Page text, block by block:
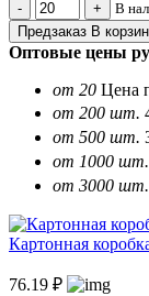
В
Предзаказ В
Оптовые цены
от 20 Цена
от 200 шт.
от 500 шт.
от 1000 шт.
от 3000 шт.
Картонная
76.19 ₽